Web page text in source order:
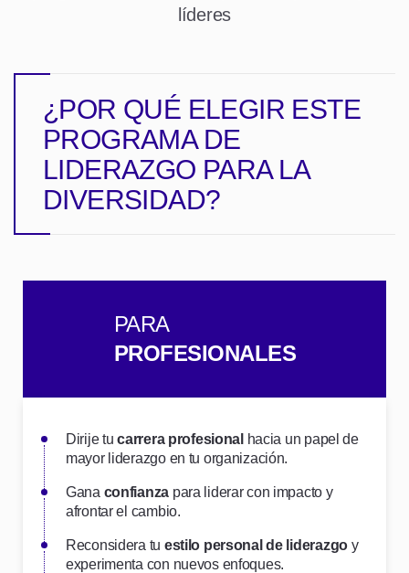
líderes
¿POR QUÉ ELEGIR ESTE
PROGRAMA DE
LIDERAZGO PARA LA
DIVERSIDAD?
PARA
PROFESIONALES
Dirije tucarrera profesional hacia un papel de
mayor liderazgo en tu organización.
Gana confianza para liderar con impacto y
afrontar el cambio.
Reconsidera tu estilo personal de liderazgoy
experimenta con nuevos enfoques.